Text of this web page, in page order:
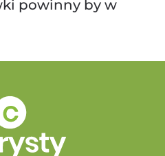
powinny by w